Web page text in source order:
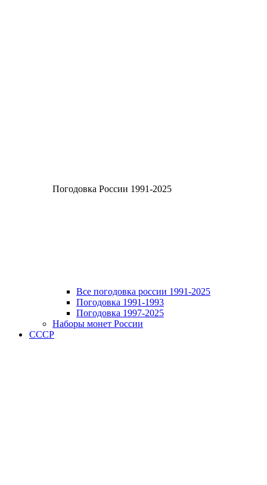
Погодовка России 1991-2025
Все погодовка россии 1991-2025
Погодовка 1991-1993
Погодовка 1997-2025
Наборы монет России
СССР